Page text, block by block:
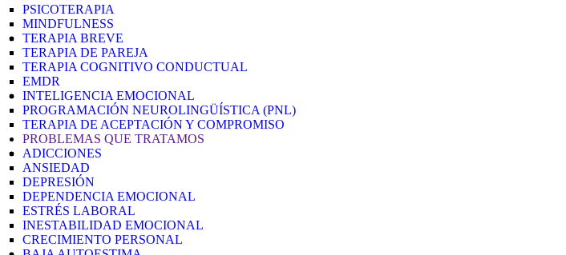
PSICOTERAPIA
MINDFULNESS
TERAPIA BREVE
TERAPIA DE PAREJA
TERAPIA COGNITIVO CONDUCTUAL
EMDR
INTELIGENCIA EMOCIONAL
PROGRAMACIÓN NEUROLINGÜÍSTICA (PNL)
TERAPIA DE ACEPTACIÓN Y COMPROMISO
PROBLEMAS QUE TRATAMOS
ADICCIONES
ANSIEDAD
DEPRESIÓN
DEPENDENCIA EMOCIONAL
ESTRÉS LABORAL
INESTABILIDAD EMOCIONAL
CRECIMIENTO PERSONAL